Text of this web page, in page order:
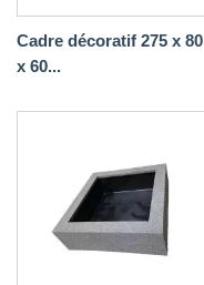
Cadre décoratif 275 x 80
x 60...